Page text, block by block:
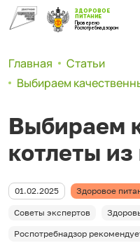
ЗДОРОВОЕ
ПИТАНИЕ
Проверено
Роспотребнадзором
Главная
Статьи
Выбираем
Выбираем
котлеты
01.02.2025 Здоровое
Советы экспертов
Роспотребнадзор